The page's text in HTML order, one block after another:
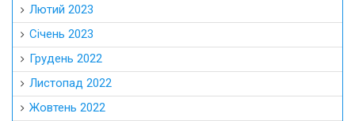
Лютий 2023
Січень 2023
Грудень 2022
Листопад 2022
Жовтень 2022